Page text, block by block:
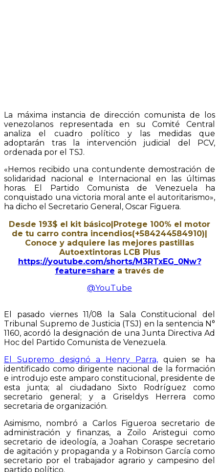
La máxima instancia de dirección comunista de los
venezolanos representada en su Comité Central
analiza el cuadro político y las medidas que
adoptarán tras la intervención judicial del PCV,
ordenada por el TSJ.
«Hemos recibido una contundente demostración de
solidaridad nacional e Internacional en las últimas
horas. El Partido Comunista de Venezuela ha
conquistado una victoria moral ante el autoritarismo»,
ha dicho el Secretario General, Oscar Figuera.
Desde 193$ el kit básico|Protege 100% el motor
de tu carro contra incendios(+584244584910)|
Conoce y adquiere las mejores pastillas
Autoextintoras LCB Plus
https://youtube.com/shorts/M3RTxEG _0Nw?
feature=share a través de
@YouTube
El pasado viernes 11/08 la Sala Constitucional del
Tribunal Supremo de Justicia (TSJ) en la sentencia N°
1160, acordó la designación de una Junta Directiva Ad
Hoc del Partido Comunista de Venezuela.
El Supremo designó a Henry Parra, quien se ha
identificado como dirigente nacional de la formación
e introdujo este amparo constitucional, presidente de
esta junta; al ciudadano Sixto Rodríguez como
secretario general; y a Griseldys Herrera como
secretaria de organización.
Asimismo, nombró a Carlos Figueroa secretario de
administración y finanzas, a Zoilo Aristegui como
secretario de ideología, a Joahan Coraspe secretario
de agitación y propaganda y a Robinson García como
secretario por el trabajador agrario y campesino del
partido político.